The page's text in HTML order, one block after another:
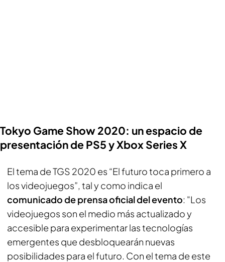
Tokyo Game Show 2020: un espacio de
presentación de PS5 y Xbox Series X
El tema de TGS 2020 es “El futuro toca primero a
los videojuegos”, tal y como indica el
comunicado de prensa oficial del evento: "Los
videojuegos son el medio más actualizado y
accesible para experimentar las tecnologías
emergentes que desbloquearán nuevas
posibilidades para el futuro. Con el tema de este